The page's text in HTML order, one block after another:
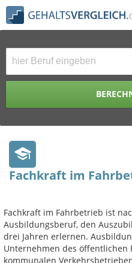
Fachkraft im
Fachkraft im Fahrbetrieb ist
Ausbildungsberuf, den
drei Jahren erlernen.
Unternehmen des öffentlichen
kommunalen